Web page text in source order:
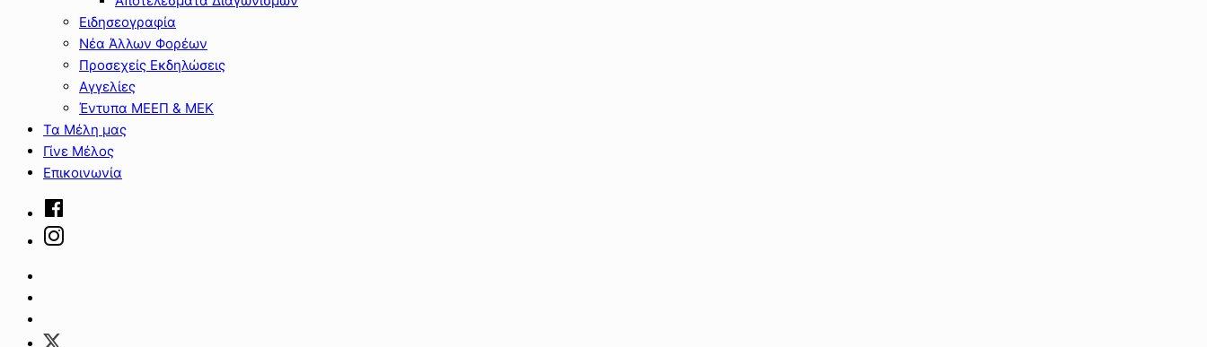
Ειδησεογραφία
Νέα Άλλων Φορέων
Προσεχείς Εκδηλώσεις
Αγγελίες
Έντυπα ΜΕΕΠ & ΜΕΚ
Τα Μέλη μας
Γίνε Μέλος
Επικοινωνία